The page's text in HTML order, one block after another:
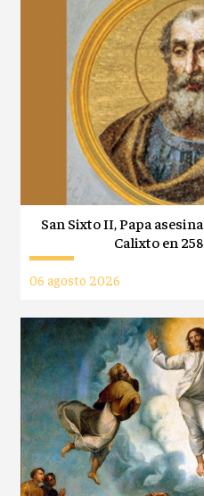
San Sixto II, Papa
Calixto en
06 agosto 2026